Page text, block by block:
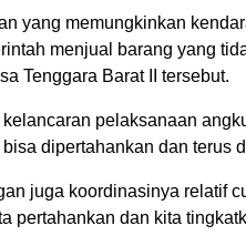
yang memungkinkan
menjual barang yang
Tenggara Barat II tersebut.
pelaksanaan
dipertahankan dan terus
juga koordinasinya relatif
pertahankan dan kita